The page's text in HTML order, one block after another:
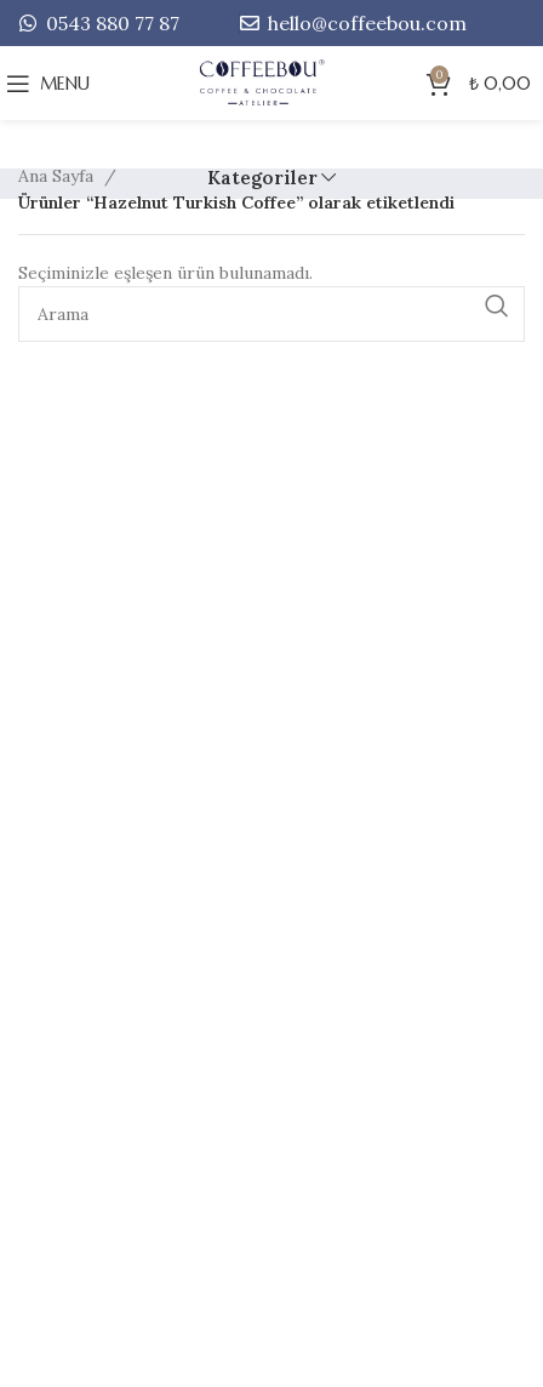
0543 880 77 87 hello@coffeebou.com
MENU 0 ₺ 0,00
Kategoriler
Ana Sayfa
Ürünler “Hazelnut Turkish Coffee” olarak etiketlendi
Seçiminizle eşleşen ürün bulunamadı.